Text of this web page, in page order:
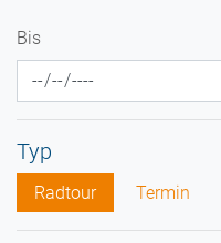
Bis
Typ
Radtour Termin